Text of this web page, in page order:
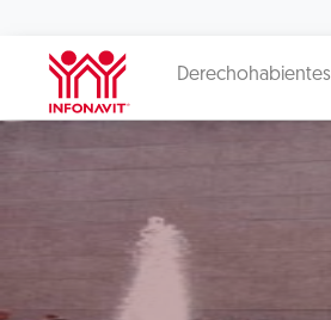
Derechohabientes